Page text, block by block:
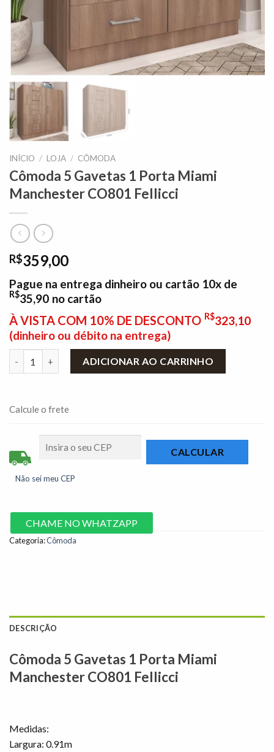
INÍCIO / LOJA / CÔMODA
Cômoda 5 Gavetas 1 Porta Miami
Manchester CO801 Fellicci
R$359,00
Pague na entrega dinheiro ou cartão 10x de
R$35,90 no cartão
À VISTA COM 10% DE DESCONTO R$323,10
(dinheiro ou débito na entrega)
ADICIONAR AO CARRINHO
Calcule o frete
Não sei meu CEP
CHAME NO WHATZAPP
Categoria:Cômoda
DESCRIÇÃO
Cômoda 5 Gavetas 1 Porta Miami
Manchester CO801 Fellicci
Medidas:
Largura: 0.91m